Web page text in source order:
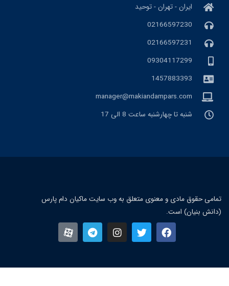
ایران - تهران - توحید
02166597230
02166597231
09304117299
1457883393
manager@makiandampars.com
شنبه تا چهارشنبه ساعت 8 الی 17
حقوق مادی و معنوی متعلق به وب سایت ماکیان دام پارس
بنیان) است.